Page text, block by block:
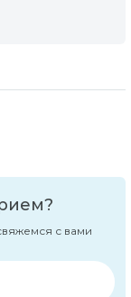
с вами